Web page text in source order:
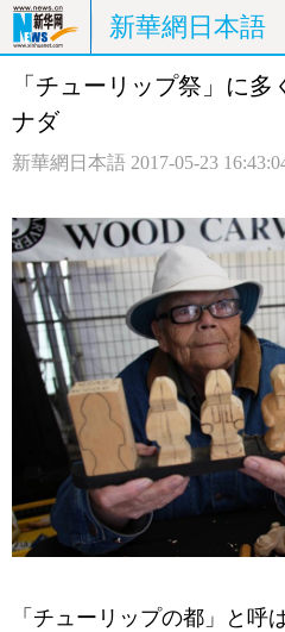
新華網日本語
ホームページ 政治
中日対訳
「チューリップ祭」に
ナダ
新華網日本語 2017-05-23
「チューリップの都」と呼